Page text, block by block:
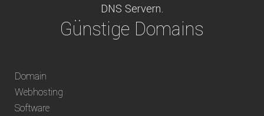
DNS Servern.
Günstige Domains
weltweit verfügbare Domains inklusive
Domain
Webhosting
Software